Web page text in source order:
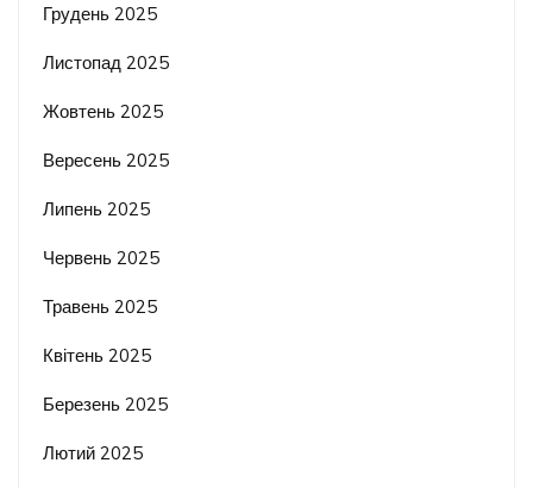
Грудень 2025
Листопад 2025
Жовтень 2025
Вересень 2025
Липень 2025
Червень 2025
Травень 2025
Квітень 2025
Березень 2025
Лютий 2025